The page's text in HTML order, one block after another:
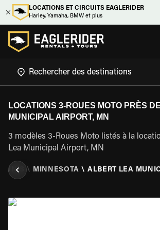
LOCATIONS ET CIRCUITS EAGLERIDER
Harley, Yamaha, BMW et plus
LOCATIONS 3-ROUES MOTO PRÈS
MUNICIPAL AIRPORT, MN
3 modèles 3-Roues Moto listés à la
Lea Municipal Airport, MN
UNIS \ MINNESOTA \ ALBERT LEA